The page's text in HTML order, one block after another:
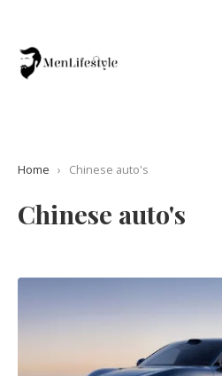
Home › Chinese auto's
Chinese auto's